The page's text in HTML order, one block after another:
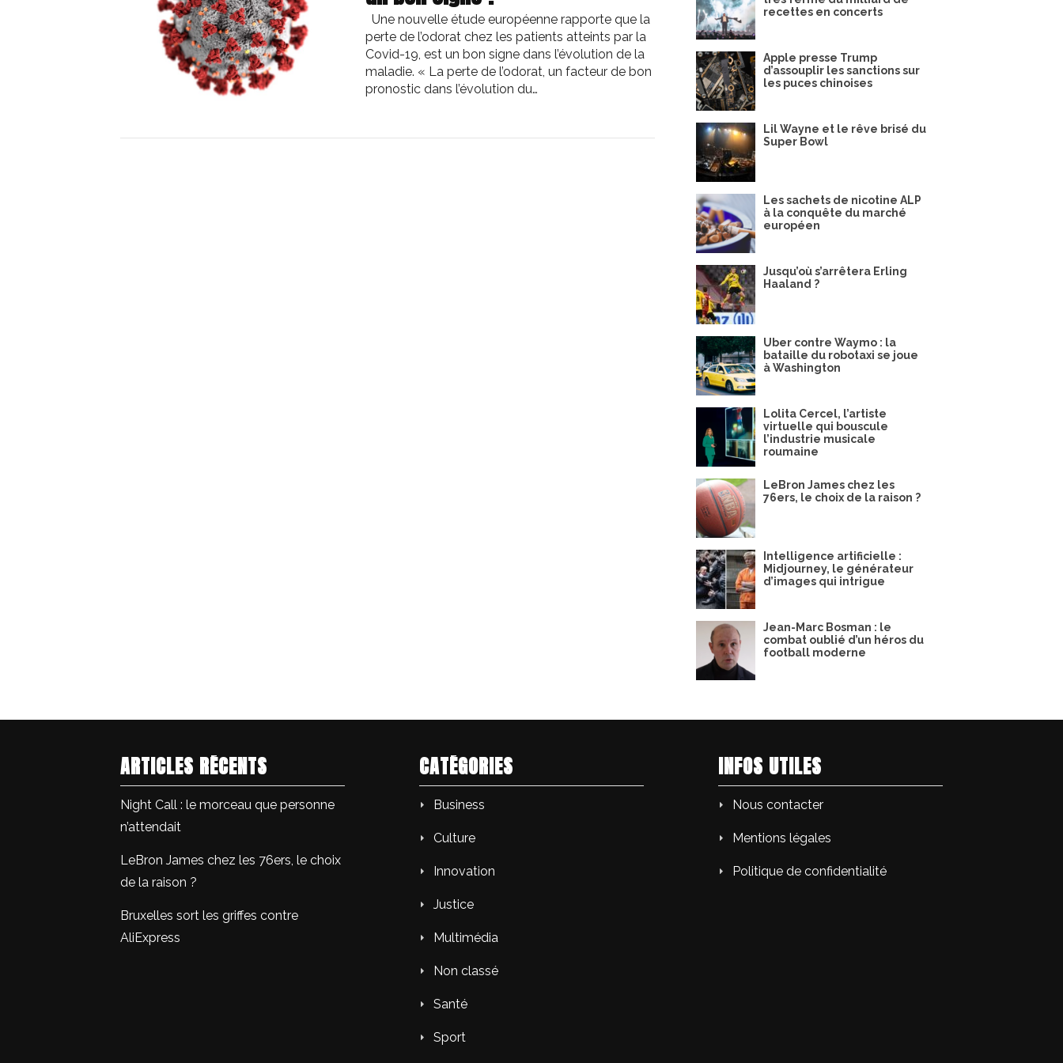
Une nouvelle étude européenne rapporte que la
perte de l’odorat chez les patients atteints par la
Covid-19, est un bon signe dans l’évolution de la
maladie. « La perte de l’odorat, un facteur de bon
pronostic dans l’évolution du…
recettes en concerts
Apple presse Trump
d’assouplir les sanctions sur
les puces chinoises
Lil Wayne et le rêve brisé du
Super Bowl
Les sachets de nicotine ALP
à la conquête du marché
européen
Jusqu’où s’arrêtera Erling
Haaland ?
Uber contre Waymo : la
bataille du robotaxi se joue
à Washington
Lolita Cercel, l’artiste
virtuelle qui bouscule
l’industrie musicale
roumaine
LeBron James chez les
76ers, le choix de la raison ?
Intelligence artificielle :
Midjourney, le générateur
d’images qui intrigue
Jean-Marc Bosman : le
combat oublié d’un héros du
football moderne
ARTICLES RÉCENTS
Night Call : le morceau que personne
n’attendait
LeBron James chez les 76ers, le choix
de la raison ?
Bruxelles sort les griffes contre
AliExpress
CATÉGORIES
Business
Culture
Innovation
Justice
Multimédia
Non classé
Santé
Sport
INFOS UTILES
Nous contacter
Mentions légales
Politique de confidentialité